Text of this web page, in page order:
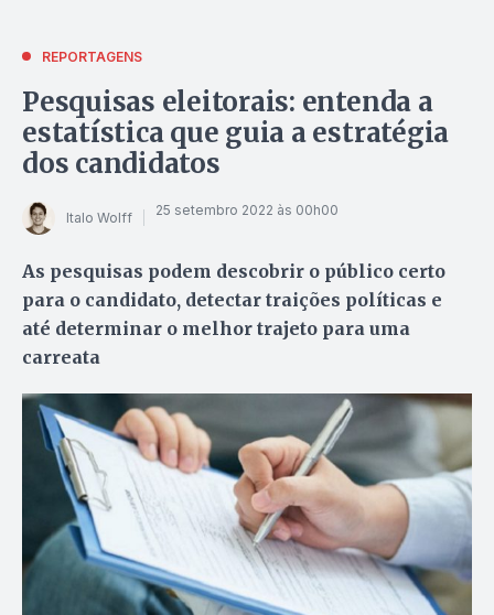
REPORTAGENS
Pesquisas eleitorais: entenda a
estatística que guia a estratégia
dos candidatos
Italo Wolff 25 setembro 2022 às 00h00
As pesquisas podem descobrir o público certo
para o candidato, detectar traições políticas e
até determinar o melhor trajeto para uma
carreata